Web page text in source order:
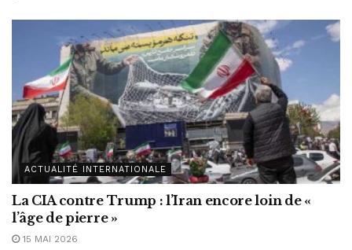
ACTUALITÉ INTERNATIONALE
La CIA contre Trump : l’Iran encore loin de «
l’âge de pierre »
15 MAI 2026